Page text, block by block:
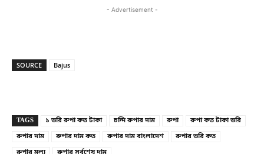
- Advertisement -
SOURCE Bajus
TAGS ১ ভরি রুপা কত টাকা চন্দি রুপার দাম রুপা
রুপা কত টাকা ভরি
রুপার দাম
রুপার দাম কত রুপার দাম বাংলাদেশ
রুপার ভরি কত
রুপার মূল্য
রুপার সর্বশেষ দাম